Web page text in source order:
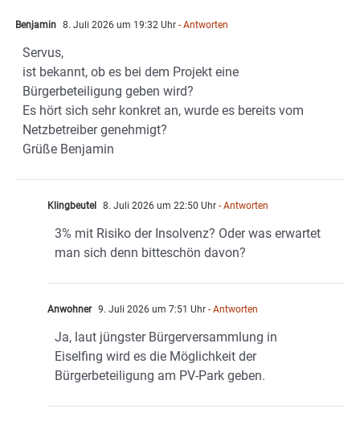
Benjamin 8. Juli 2026 um 19:32 Uhr - Antworten
Servus,
ist bekannt, ob es bei dem Projekt eine
Bürgerbeteiligung geben wird?
Es hört sich sehr konkret an, wurde es bereits vom
Netzbetreiber genehmigt?
Grüße Benjamin
Klingbeutel 8. Juli 2026 um 22:50 Uhr - Antworten
3% mit Risiko der Insolvenz? Oder was erwartet
man sich denn bitteschön davon?
Anwohner 9. Juli 2026 um 7:51 Uhr - Antworten
Ja, laut jüngster Bürgerversammlung in
Eiselfing wird es die Möglichkeit der
Bürgerbeteiligung am PV-Park geben.